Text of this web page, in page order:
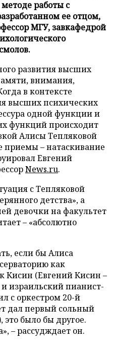
работы с
ее отцом,
МГУ, завкафедрой
развития высших
внимания,
в контексте
высших психических
одной функции и
функций происходит
Алисы Тепляковой
приемы – натаскивание
Евгений
News.ru.
с Тепляковой
детства», а
девочки на факультет
– «абсолютно
если бы Алиса
как
Кисин (Евгений Кисин –
израильский пианист-
с оркестром 20-й
дал первый сольный
было бы другое.
– рассудждает он.